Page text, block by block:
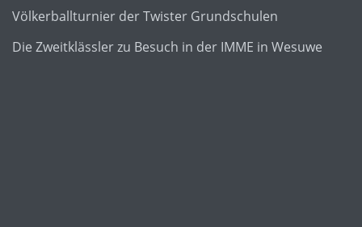
Völkerballturnier der Twister Grundschulen
Die Zweitklässler zu Besuch in der IMME in Wesuwe